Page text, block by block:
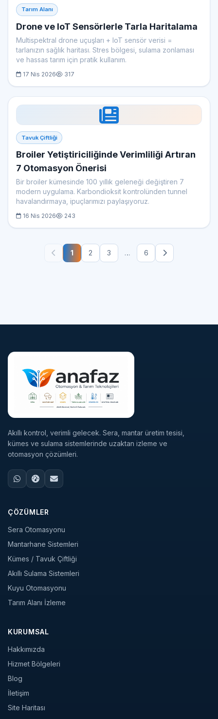
Tarım Alanı
Drone ve IoT Sensörlerle Tarla Haritalama
Multispektral drone uçuşları + IoT sensör verisi =
tarlanızın sağlık haritası. Stres bölgesi, sulama zonlaması
ve hassas tarım için pratik kullanım.
17 Nis 2026 317
Tavuk Çiftliği
Broiler Yetiştiriciliğinde Verimliliği Artıran
7 Otomasyon Önerisi
Bir broiler kümesinde 100 yıllık geleneği değiştiren 7
modern uygulama. Karbondioksit kontrolünden tunnel
havalandırmaya, ipuçlarımızı paylaşıyoruz.
16 Nis 2026 243
1 2 3 … 6
Akıllı kontrol, verimli gelecek. Sera, mantar üretim tesisi,
kümes ve sulama sistemlerinde uzaktan izleme ve
otomasyon çözümleri.
ÇÖZÜMLER
Sera Otomasyonu
Mantarhane Sistemleri
Kümes / Tavuk Çiftliği
Akıllı Sulama Sistemleri
Kuyu Otomasyonu
Tarım Alanı İzleme
KURUMSAL
Hakkımızda
Hizmet Bölgeleri
Blog
İletişim
Site Haritası